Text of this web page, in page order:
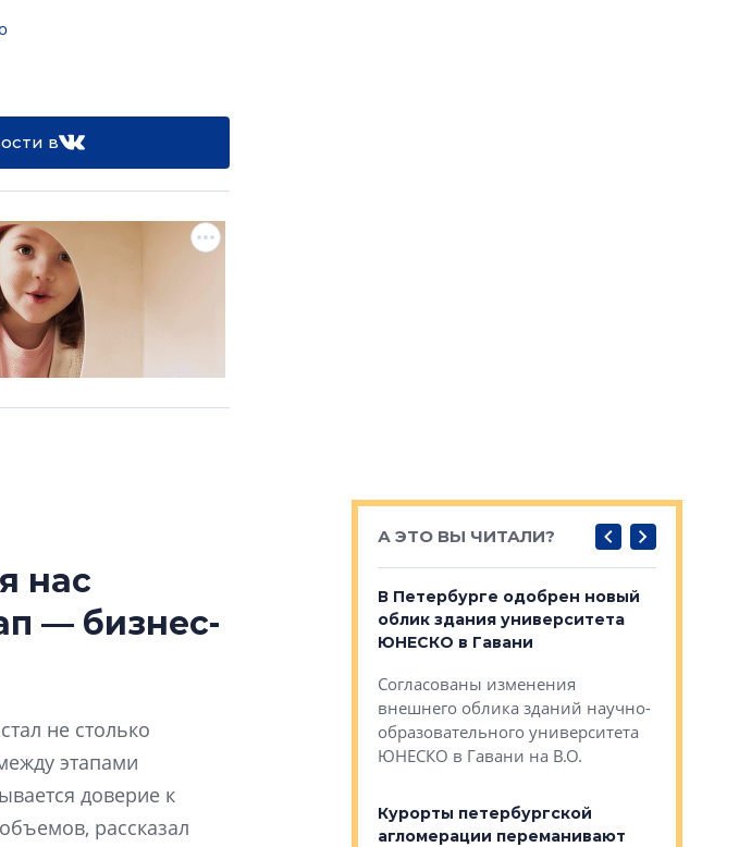
в
нас
— бизнес-
не столько
этапами
доверие к
рассказал
А ЭТО ВЫ ЧИТАЛИ?
от эпохи фальш-панелей
Центробанк: квартиры в домах
2020-2026 годов постройки на
9% дешевле строящихся
Центробанк: квартиры в домах
В Петербурге одобрен новый
облик здания университета
ЮНЕСКО в Гавани
Согласованы изменения
внешнего облика зданий научно-
образовательного университета
ЮНЕСКО в Гавани на В.О.
Курорты петербургской
агломерации переманивают